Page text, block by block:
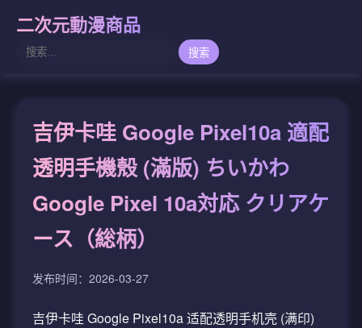
二次元動漫商品
搜索
吉伊卡哇 Google Pixel10a 適配
透明手機殼 (滿版) ちいかわ
Google Pixel 10a対応 クリアケ
ース（総柄）
发布时间：2026-03-27
吉伊卡哇 Google Pixel10a 适配透明手机壳 (满印)